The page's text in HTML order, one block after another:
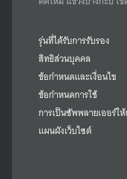
รุ่นที่ได้รับการรับรอง
สิทธิส่วนบุคคล
ข้อกำหนดและเงื่อนไข
ข้อกำหนดการใช้
การเป็นซัพพลายเออร์ให้
แผนผังเว็บไซต์